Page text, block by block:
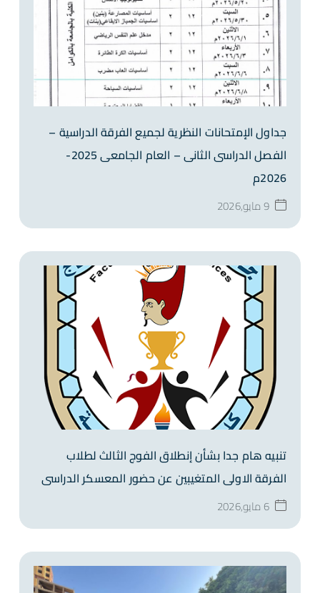
جداول الإمتحانات النظرية لجميع الفرقة الدراسية –
الفصل الدراسى الثانى – العام الجامعى 2025-
2026م
9 مايو,2026
تنبيه هام جدا بشأن إنطلاق الفوج الثالث لطلاب
الفرقة الاولى المتغيبين عن حضور المعسكر الدراسى
6 مايو,2026